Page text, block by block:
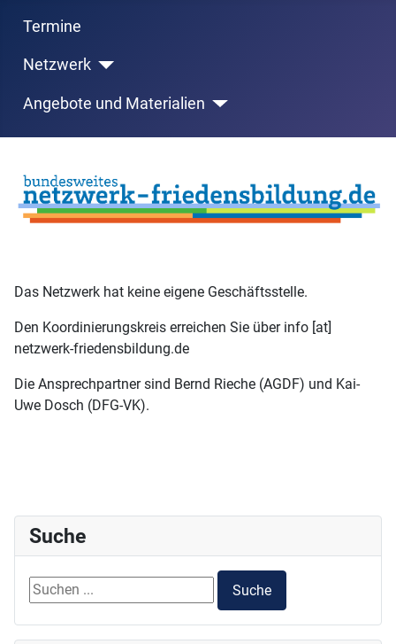
Termine
Netzwerk
Angebote und Materialien
Das Netzwerk hat keine eigene Geschäftsstelle.
Den Koordinierungskreis erreichen Sie über info [at]
netzwerk-friedensbildung.de
Die Ansprechpartner sind Bernd Rieche (AGDF) und Kai-
Uwe Dosch (DFG-VK).
Suche
Suchen ...
Suche